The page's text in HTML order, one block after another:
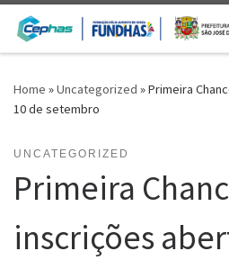
Skip to content
Home »Uncategorized »Primeira
10 de setembro
UNCATEGORIZED
Primeira
inscrições